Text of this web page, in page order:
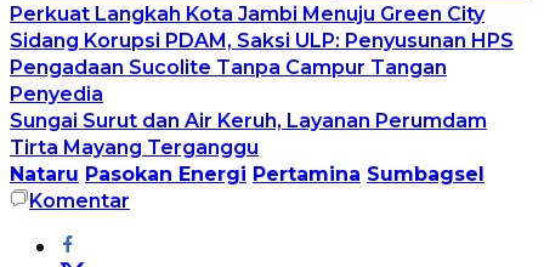
Perkuat Langkah Kota Jambi Menuju Green City
Sidang Korupsi PDAM, Saksi ULP: Penyusunan HPS
Pengadaan Sucolite Tanpa Campur Tangan
Penyedia
Sungai Surut dan Air Keruh, Layanan Perumdam
Tirta Mayang Terganggu
Nataru Pasokan Energi Pertamina Sumbagsel
Komentar